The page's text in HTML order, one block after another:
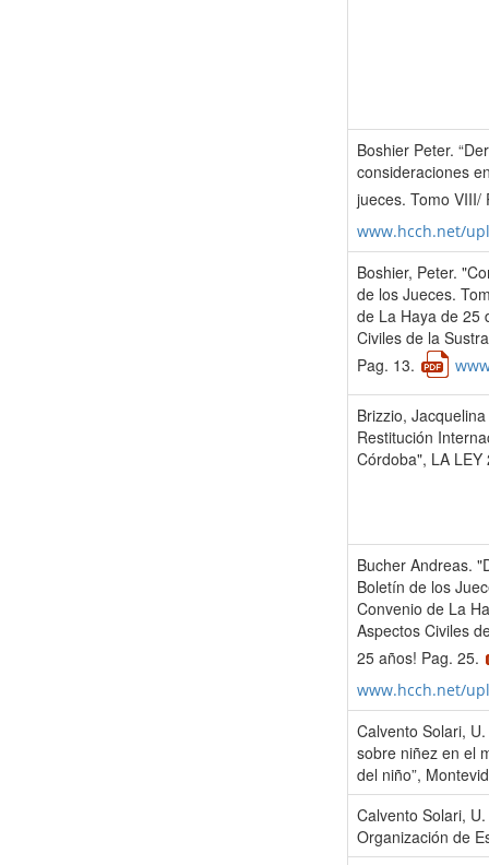
Boshier Peter.
consideraciones
jueces. Tomo
www.hcch.net/
Boshier, Peter.
de los Jueces.
de La Haya de 25
Civiles de la
Pag. 13.
Brizzio,
Restitución
Córdoba", LA
Bucher Andreas.
Boletín de los
Convenio de La
Aspectos Civiles
25 años! Pag. 25.
www.hcch.net/
Calvento Solari,
sobre niñez en el
del niño”,
Calvento Solari,
Organización de